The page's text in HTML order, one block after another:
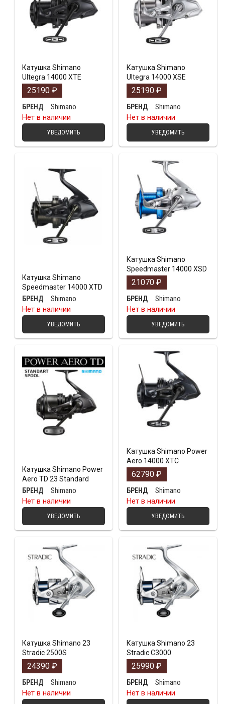
Катушка Shimano
Ultegra 14000 XTE
25190 ₽
БРЕНД
Shimano
Нет в наличии
УВЕДОМИТЬ
Катушка Shimano
Ultegra 14000 XSE
25190 ₽
БРЕНД
Shimano
Нет в наличии
УВЕДОМИТЬ
Катушка Shimano
Speedmaster 14000 XTD
БРЕНД
Shimano
Нет в наличии
УВЕДОМИТЬ
Катушка Shimano
Speedmaster 14000 XSD
21070 ₽
БРЕНД
Shimano
Нет в наличии
УВЕДОМИТЬ
Катушка Shimano Power
Aero TD 23 Standard
БРЕНД
Shimano
Нет в наличии
УВЕДОМИТЬ
Катушка Shimano Power
Aero 14000 XTC
62790 ₽
БРЕНД
Shimano
Нет в наличии
УВЕДОМИТЬ
Катушка Shimano 23
Stradic 2500S
24390 ₽
БРЕНД
Shimano
Нет в наличии
Катушка Shimano 23
Stradic C3000
25990 ₽
БРЕНД
Shimano
Нет в наличии